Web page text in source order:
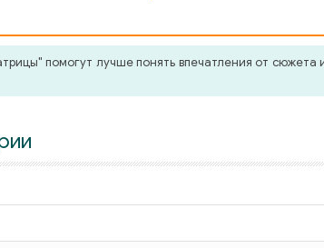
помогут лучше понять впечатления от сюжета